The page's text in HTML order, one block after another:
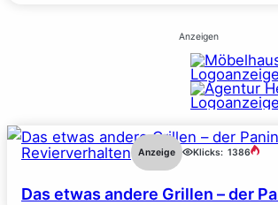
Anzeigen
Revierverhalten Anzeige Klicks: 1386
Das etwas andere Grillen – der